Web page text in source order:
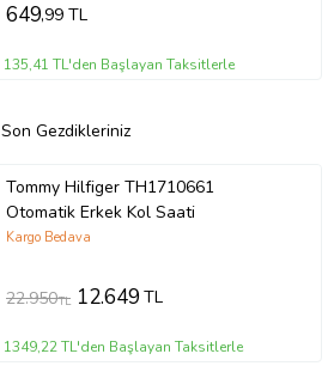
649,99 TL
135,41 TL'den Başlayan Taksitlerle
Son Gezdikleriniz
Tommy Hilfiger TH1710661
Otomatik Erkek Kol Saati
Kargo Bedava
22.950TL 12.649TL
1349,22 TL'den Başlayan Taksitlerle